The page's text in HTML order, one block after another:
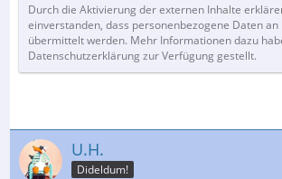
Durch die Aktivierung der externen Inhalte
einverstanden, dass personenbezogene Daten
übermittelt werden. Mehr Informationen dazu
Datenschutzerklärung zur Verfügung gestellt.
U.H.
Dideldum!